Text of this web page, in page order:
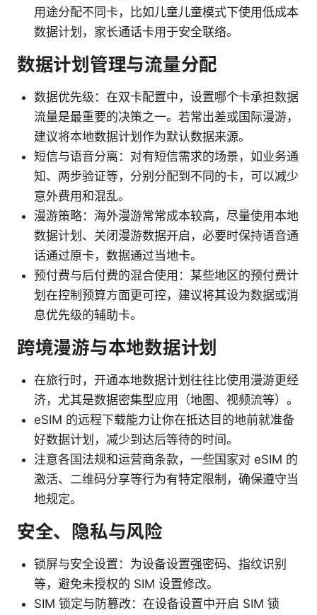
用途分配不同卡，比如儿童儿童模式下使用低成本
数据计划，家长通话卡用于安全联络。
数据计划管理与流量分配
数据优先级：在双卡配置中，设置哪个卡承担数据
流量是最重要的决策之一。若常出差或国际漫游，
建议将本地数据计划作为默认数据来源。
短信与语音分离：对有短信需求的场景，如业务通
知、两步验证等，分别分配到不同的卡，可以减少
意外费用和混乱。
漫游策略：海外漫游常常成本较高，尽量使用本地
数据计划、关闭漫游数据开启，必要时保持语音通
话通过原卡，数据通过当地卡。
预付费与后付费的混合使用：某些地区的预付费计
划在控制预算方面更可控，建议将其设为数据或消
息优先级的辅助卡。
跨境漫游与本地数据计划
在旅行时，开通本地数据计划往往比使用漫游更经
济，尤其是数据密集型应用（地图、视频流等）。
eSIM 的远程下载能力让你在抵达目的地前就准备
好数据计划，减少到达后等待的时间。
注意各国法规和运营商条款，一些国家对 eSIM 的
激活、二维码分享等行为有特定限制，确保遵守当
地规定。
安全、隐私与风险
锁屏与安全设置：为设备设置强密码、指纹识别
等，避免未授权的 SIM 设置修改。
SIM 锁定与防篡改：在设备设置中开启 SIM 锁